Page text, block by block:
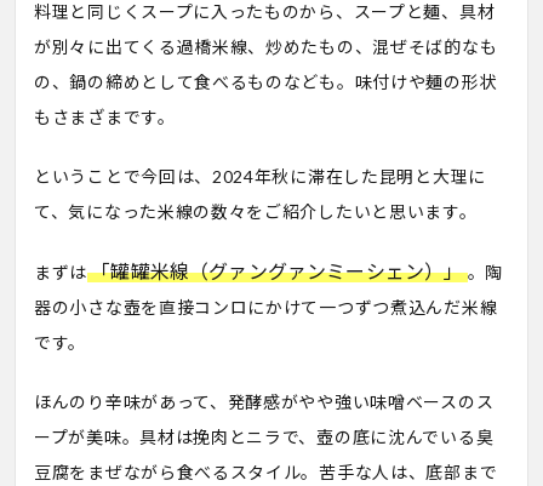
料理と同じくスープに入ったものから、スープと麺、具材
が別々に出てくる過橋米線、炒めたもの、混ぜそば的なも
の、鍋の締めとして食べるものなども。味付けや麺の形状
もさまざまです。
ということで今回は、2024年秋に滞在した昆明と大理に
て、気になった米線の数々をご紹介したいと思います。
まずは「罐罐米線（グァングァンミーシェン）」。陶
器の小さな壺を直接コンロにかけて一つずつ煮込んだ米線
です。
ほんのり辛味があって、発酵感がやや強い味噌ベースのス
ープが美味。具材は挽肉とニラで、壺の底に沈んでいる臭
豆腐をまぜながら食べるスタイル。苦手な人は、底部まで